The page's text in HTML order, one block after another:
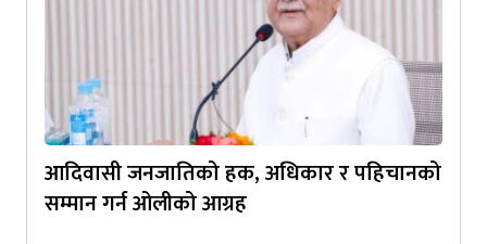
आदिवासी जनजातिको हक, अधिकार र पहिचानको
सम्मान गर्न ओलीको आग्रह